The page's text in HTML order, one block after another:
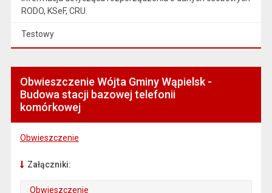
RODO, KSeF, CRU.
Testowy
Obwieszczenie Wójta Gminy Wąpielsk -
Budowa stacji bazowej telefonii
komórkowej
Obwieszczenie
Załączniki:
Obwieszczenie